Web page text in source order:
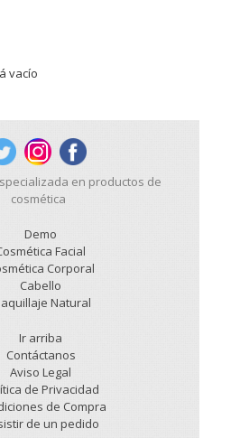
vacío
en productos de
cosmética
Demo
Facial
Corporal
Cabello
Natural
Ir arriba
Contáctanos
Aviso Legal
de Privacidad
de Compra
de un pedido